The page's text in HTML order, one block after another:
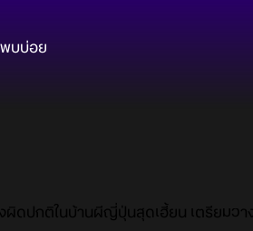
บบ่อย
ดปกติในบ้านผีญี่ปุ่นสุดเฮี้ยน เตรียมวา